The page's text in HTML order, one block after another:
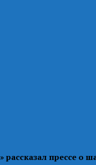
прессе о